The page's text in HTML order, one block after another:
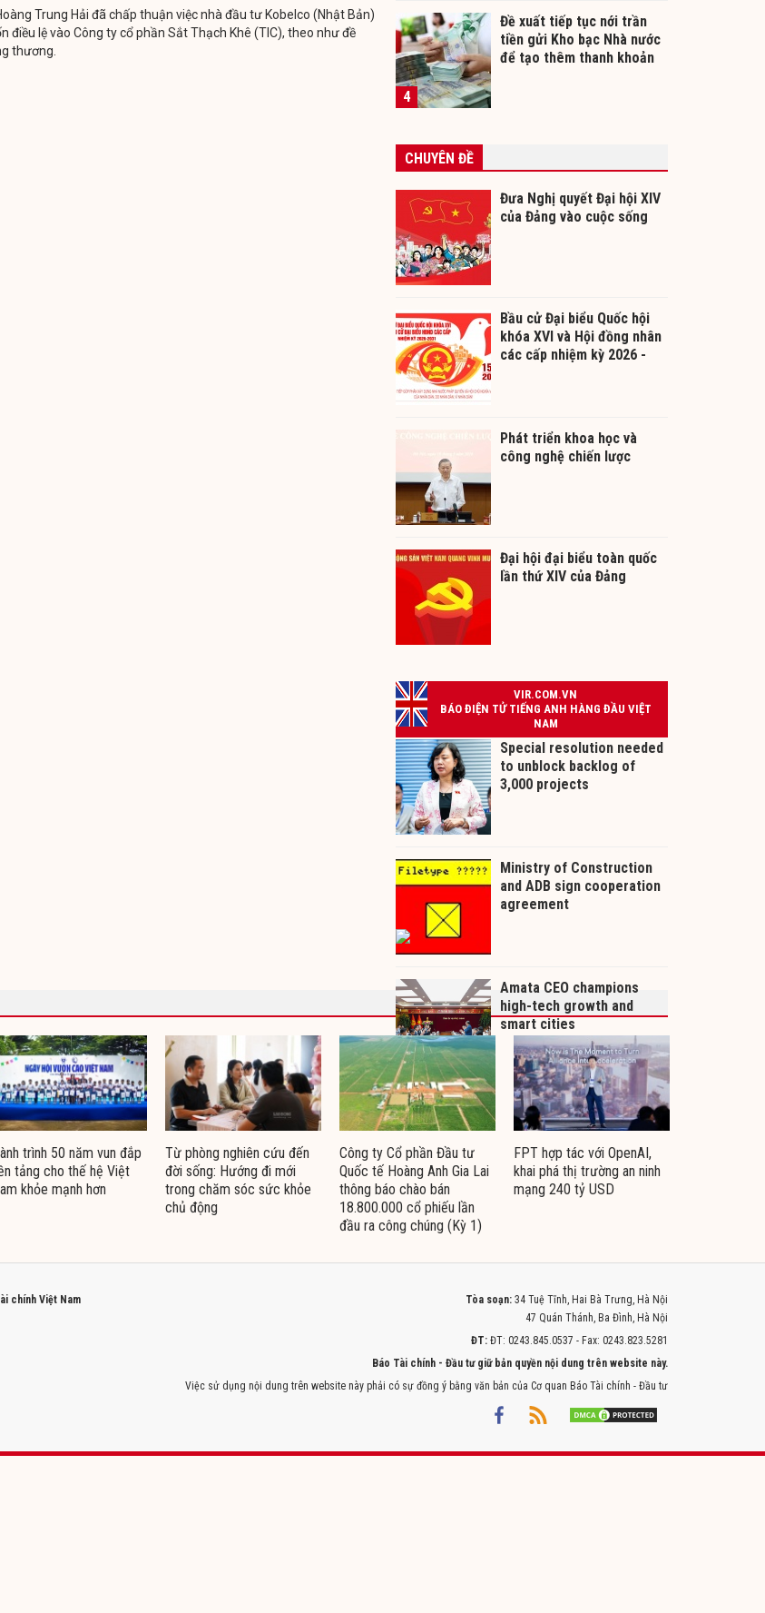
Trung Hải đã chấp thuận việc nhà đầu tư Kobelco (Nhật Bản)
điều lệ vào Công ty cổ phần Sắt Thạch Khê (TIC), theo như đề
thương.
4
Đề xuất tiếp tục nới trần
tiền gửi Kho bạc Nhà nước
để tạo thêm thanh khoản
CHUYÊN ĐỀ
Đưa Nghị quyết Đại hội XIV
của Đảng vào cuộc sống
Bầu cử Đại biểu Quốc hội
khóa XVI và Hội đồng nhân
các cấp nhiệm kỳ 2026 -
Phát triển khoa học và
công nghệ chiến lược
Đại hội đại biểu toàn quốc
lần thứ XIV của Đảng
trình 50 năm vun đắp
tảng cho thế hệ Việt
khỏe mạnh hơn
Từ phòng nghiên cứu đến
đời sống: Hướng đi mới
trong chăm sóc sức khỏe
chủ động
Công ty Cổ phần Đầu tư
Quốc tế Hoàng Anh Gia Lai
thông báo chào bán
18.800.000 cổ phiếu lần
đầu ra công chúng (Kỳ 1)
FPT hợp tác với OpenAI,
khai phá thị trường an ninh
mạng 240 tỷ USD
chính Việt Nam
Tòa soạn: 34 Tuệ Tĩnh, Hai Bà Trưng, Hà Nội
47 Quán Thánh, Ba Đình, Hà Nội
ĐT: ĐT: 0243.845.0537 - Fax: 0243.823.5281
Báo Tài chính - Đầu tư giữ bản quyền nội dung trên website này.
Việc sử dụng nội dung trên website này phải có sự đồng ý bằng văn bản của Cơ quan Báo Tài chính - Đầu tư